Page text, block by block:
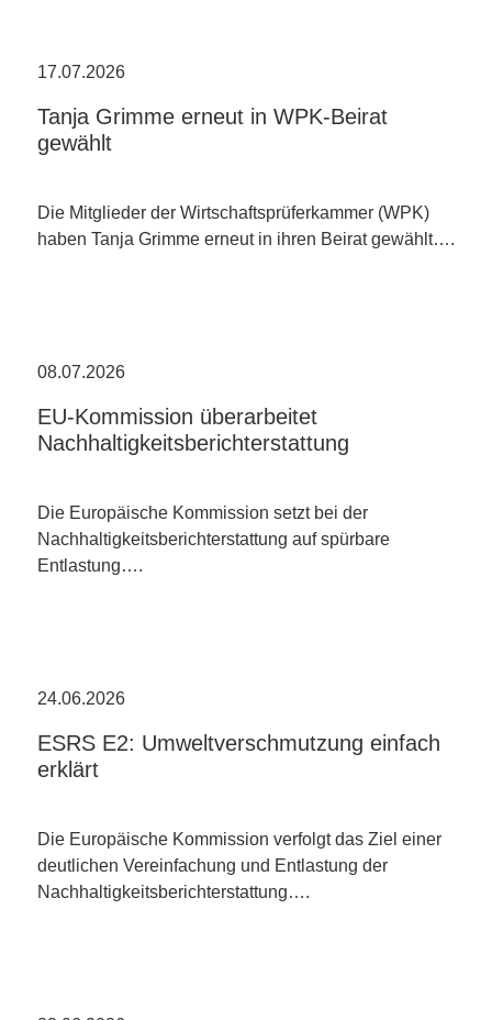
17.07.2026
Tanja Grimme erneut in WPK-Beirat
gewählt
Die Mitglieder der Wirtschaftsprüferkammer (WPK)
haben Tanja Grimme erneut in ihren Beirat gewählt….
08.07.2026
EU-Kommission überarbeitet
Nachhaltigkeitsberichterstattung
Die Europäische Kommission setzt bei der
Nachhaltigkeitsberichterstattung auf spürbare
Entlastung….
24.06.2026
ESRS E2: Umweltverschmutzung einfach
erklärt
Die Europäische Kommission verfolgt das Ziel einer
deutlichen Vereinfachung und Entlastung der
Nachhaltigkeitsberichterstattung….